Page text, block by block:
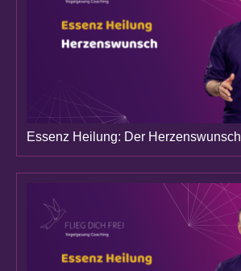
Essenz Heilung: Der Herzenswunsch